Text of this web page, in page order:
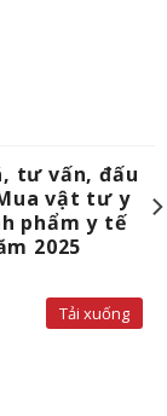
tư vấn, đấu
vật tư y
phẩm y tế
2025
Tải xuống